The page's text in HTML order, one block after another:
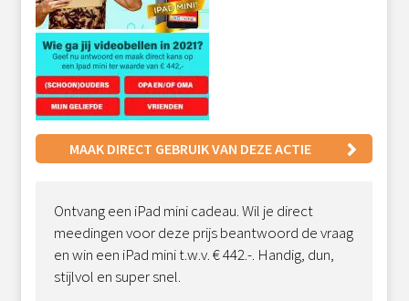
MAAK DIRECT GEBRUIK VAN DEZE ACTIE
Ontvang een iPad mini cadeau. Wil je direct
meedingen voor deze prijs beantwoord de vraag
en win een iPad mini t.w.v. € 442.-. Handig, dun,
stijlvol en super snel.